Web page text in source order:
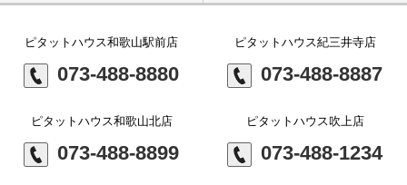
ピタットハウス和歌山駅前店
073-488-8880
ピタットハウス紀三井寺店
073-488-8887
ピタットハウス和歌山北店
073-488-8899
ピタットハウス吹上店
073-488-1234